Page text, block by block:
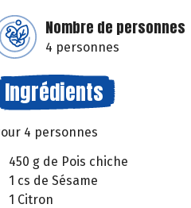
Nombre de personnes
4 personnes
Ingrédients
4 personnes
450 g de Pois chiche
1 cs de Sésame
1 Citron